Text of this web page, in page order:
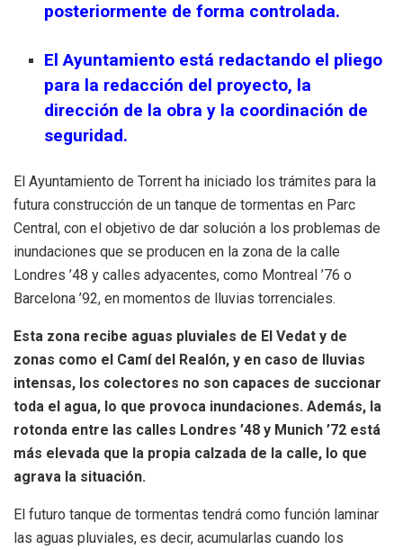
posteriormente de forma controlada.
El Ayuntamiento está redactando el pliego
para la redacción del proyecto, la
dirección de la obra y la coordinación de
seguridad.
El Ayuntamiento de Torrent ha iniciado los trámites para la
futura construcción de un tanque de tormentas en Parc
Central, con el objetivo de dar solución a los problemas de
inundaciones que se producen en la zona de la calle
Londres ’48 y calles adyacentes, como Montreal ’76 o
Barcelona ’92, en momentos de lluvias torrenciales.
Esta zona recibe aguas pluviales de El Vedat y de
zonas como el Camí del Realón, y en caso de lluvias
intensas, los colectores no son capaces de succionar
toda el agua, lo que provoca inundaciones. Además, la
rotonda entre las calles Londres ’48 y Munich ’72 está
más elevada que la propia calzada de la calle, lo que
agrava la situación.
El futuro tanque de tormentas tendrá como función laminar
las aguas pluviales, es decir, acumularlas cuando los